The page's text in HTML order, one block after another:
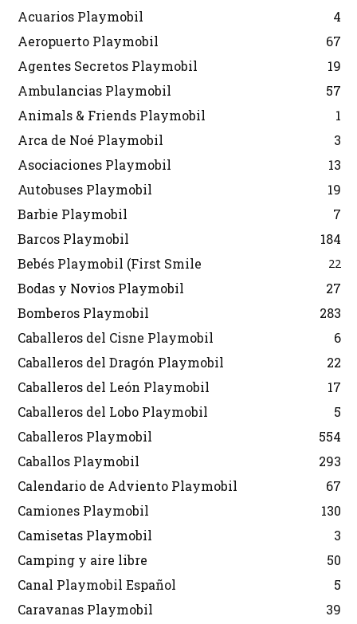
Acuarios Playmobil
4
Aeropuerto Playmobil
67
Agentes Secretos Playmobil
19
Ambulancias Playmobil
57
Animals & Friends Playmobil
1
Arca de Noé Playmobil
3
Asociaciones Playmobil
13
Autobuses Playmobil
19
Barbie Playmobil
7
Barcos Playmobil
184
Bebés Playmobil (First Smile
22
Bodas y Novios Playmobil
27
Bomberos Playmobil
283
Caballeros del Cisne Playmobil
6
Caballeros del Dragón Playmobil
22
Caballeros del León Playmobil
17
Caballeros del Lobo Playmobil
5
Caballeros Playmobil
554
Caballos Playmobil
293
Calendario de Adviento Playmobil
67
Camiones Playmobil
130
Camisetas Playmobil
3
Camping y aire libre
50
Canal Playmobil Español
5
Caravanas Playmobil
39